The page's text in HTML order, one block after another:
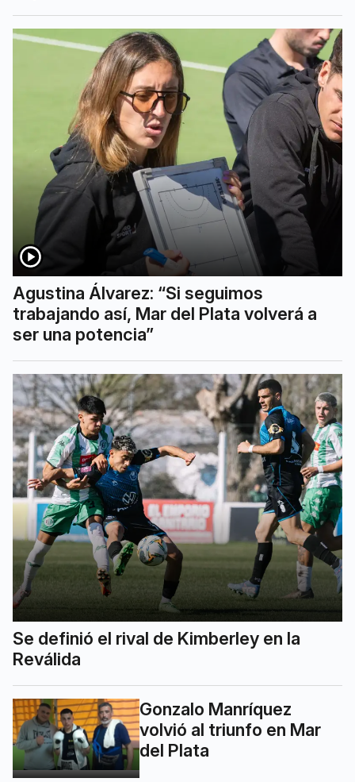
Agustina Álvarez: “Si seguimos
trabajando así, Mar del Plata volverá a
ser una potencia”
Se definió el rival de Kimberley en la
Reválida
Gonzalo Manríquez
volvió al triunfo en Mar
del Plata